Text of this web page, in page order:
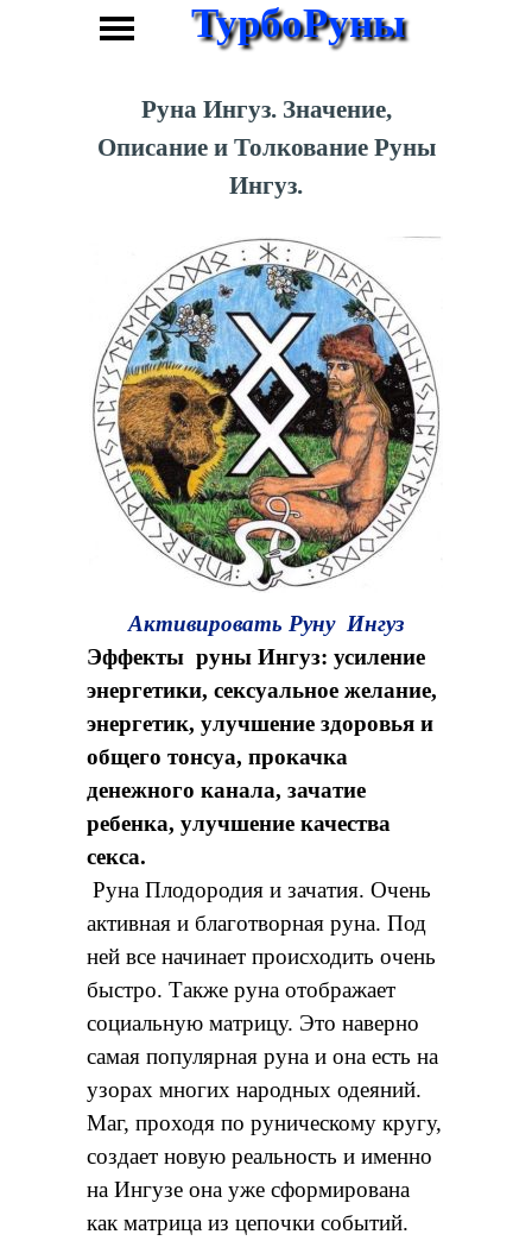
ТурбоРуны
Руна Ингуз. Значение,
Описание и Толкование Руны
Ингуз.
Активировать Руну Ингуз
Эффекты руны Ингуз: усиление
энергетики, сексуальное желание,
энергетик, улучшение здоровья и
общего тонсуа, прокачка
денежного канала, зачатие
ребенка, улучшение качества
секса.
Руна Плодородия и зачатия. Очень
активная и благотворная руна. Под
ней все начинает происходить очень
быстро. Также руна отображает
социальную матрицу. Это наверно
самая популярная руна и она есть на
узорах многих народных одеяний.
Маг, проходя по руническому кругу,
создает новую реальность и именно
на Ингузе она уже сформирована
как матрица из цепочки событий.